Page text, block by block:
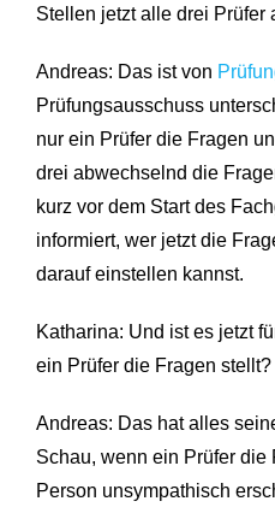
Stellen jetzt alle drei
Andreas: Das ist von
Prüfungsausschuss
nur ein Prüfer die Fragen
drei abwechselnd die
kurz vor dem Start des
informiert, wer jetzt die
darauf einstellen kannst.
Katharina: Und ist es jetzt
ein Prüfer die Fragen stellt?
Andreas: Das hat alles
Schau, wenn ein Prüfer
Person unsympathisch